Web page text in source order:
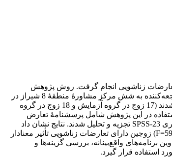
زناشویی انجام گرفت. روش پژوهش
نیمه‌آزمایشی با طرح پیش‌آزمون-پس‌آزمون با گروه گواه و دورۀ پیگیری دوماهه بود. جامعۀ آماری پژوهش حاضر شامل زوجین دارای تعارض زناشویی مراجعه‌کننده به شش مرکز مشاورۀ منطقۀ 8 شیراز در
شش‌ماهۀ دوم سال 1398 بود. در این پژوهش 35 زوج به روش نمونه‌گیری چندمرحله‌ای انتخاب و با گمارش تصادفی در گروه‌های آزمایش و گواه جای‌دهی شدند (17 زوج در گروه آزمایش و 18 زوج در گروه
کردند. پرسشنامه‌های مورد استفاده در این پژوهش شامل پرسشنامۀ تعارض
زناشویی (MCQ) و پرسشنامۀ تاب‌آوری روان‌شناختی (RQ) و مقیاس طلاق عاطفی (EDS) بود. داده‌ها به شیوۀ تحلیل واریانس آمیخته به‌وسیلۀ نرم‌افزار آماری SPSS-23 تجزیه و تحلیل شدند. نتایج نشان داد
دارای تعارضات زناشویی تأثیر معنادار
واقع‌بینانه، بررسی گزینه‌ها و
استفاده قرار گیرد.